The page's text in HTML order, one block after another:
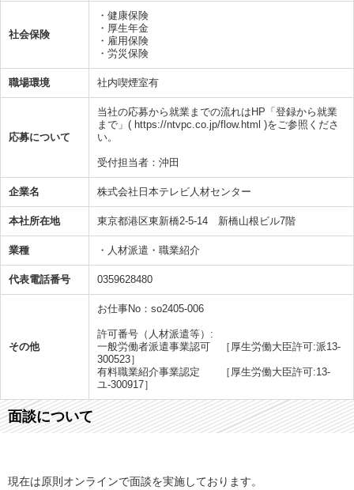
社会保険
・健康保険
・厚生年金
・雇用保険
・労災保険
職場環境 社内喫煙室有
応募について
当社の応募から就業までの流れはHP「登録から就業
まで」( https://ntvpc.co.jp/flow.html )をご参照くださ
い。
受付担当者：沖田
企業名 株式会社日本テレビ人材センター
本社所在地 東京都港区東新橋2-5-14 新橋山根ビル7階
業種 ・人材派遣・職業紹介
代表電話番号 0359628480
その他
お仕事No：so2405-006
許可番号（人材派遣等）:
一般労働者派遣事業認可 ［厚生労働大臣許可:派13-
300523］
有料職業紹介事業認定 ［厚生労働大臣許可:13-
ユ-300917］
面談について
現在は原則オンラインで面談を実施しております。